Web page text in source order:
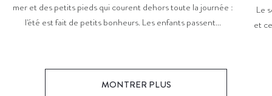
mer et des petits pieds qui courent dehors toute la journée :
l'été est fait de petits bonheurs. Les enfants passent...
Le
et
MONTRER PLUS